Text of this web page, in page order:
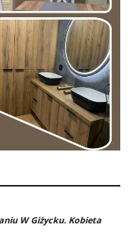
W Giżycku. Kobieta